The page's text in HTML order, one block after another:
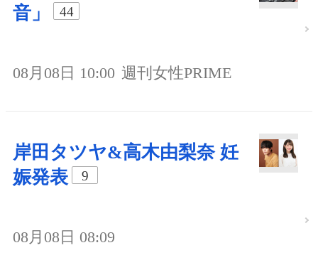
音」
44
08月08日 10:00 週刊女性PRIME
岸田タツヤ&高木由梨奈 妊
娠発表
9
08月08日 08:09